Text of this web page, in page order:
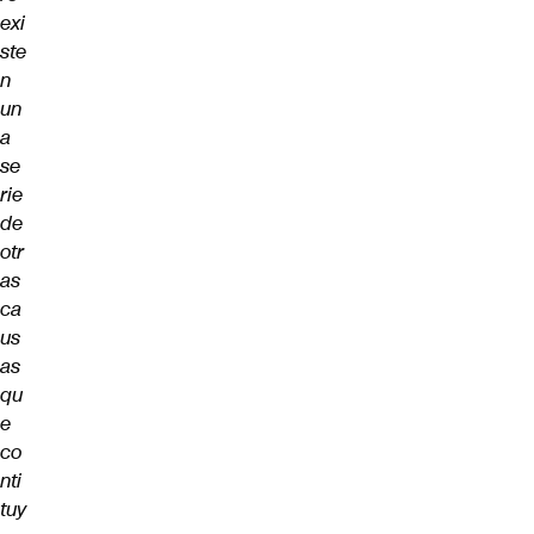
exi
ste
n
un
a
se
rie
de
otr
as
ca
us
as
qu
e
co
nti
tuy